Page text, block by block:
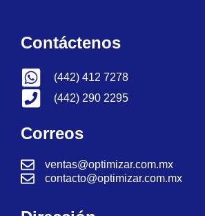
Contáctenos
(442) 412 7278
(442) 290 2295
Correos
ventas@optimizar.com.mx
contacto@optimizar.com.mx